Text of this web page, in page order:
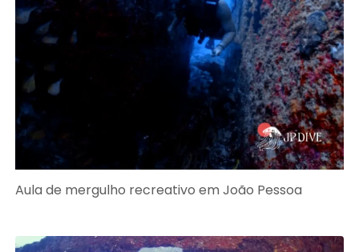
Aula de mergulho recreativo em João Pessoa